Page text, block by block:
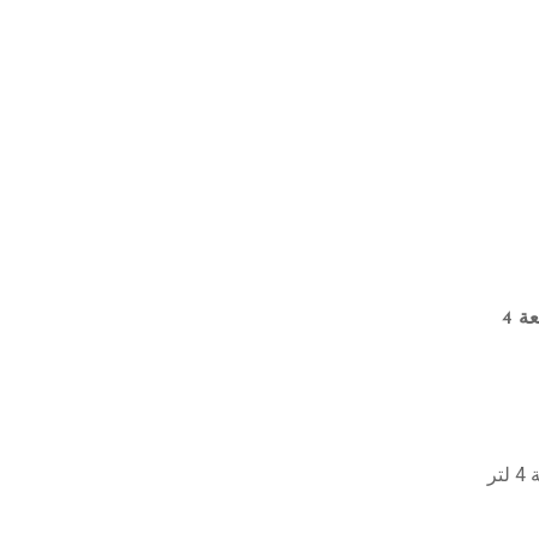
فيلي موزع مشروبات مستطيل الشكل وأنيق ومتين بلون شفاف وأبيض، وبسعة 4